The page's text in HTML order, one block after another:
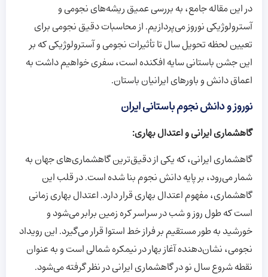
در این مقاله جامع، به بررسی عمیق ریشه‌های نجومی و
آسترولوژیکی نوروز می‌پردازیم. از محاسبات دقیق نجومی برای
تعیین لحظه تحویل سال تا تأثیرات نجومی و آسترولوژیکی که بر
این جشن باستانی سایه افکنده است، سفری خواهیم داشت به
اعماق دانش و باورهای ایرانیان باستان.
نوروز و دانش نجوم باستانی ایران
گاهشماری ایرانی و اعتدال بهاری:
گاهشماری ایرانی، که یکی از دقیق‌ترین گاهشماری‌های جهان به
شمار می‌رود، بر پایه دانش نجوم بنا شده است. در قلب این
گاهشماری، مفهوم اعتدال بهاری قرار دارد. اعتدال بهاری زمانی
است که طول روز و شب در سراسر کره زمین برابر می‌شود و
خورشید به طور مستقیم بر فراز خط استوا قرار می‌گیرد. این رویداد
نجومی، نشان‌دهنده آغاز بهار در نیمکره شمالی است و به عنوان
نقطه شروع سال نو در گاهشماری ایرانی در نظر گرفته می‌شود.